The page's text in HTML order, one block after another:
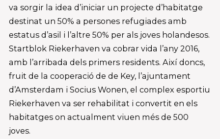
va sorgir la idea d’iniciar un projecte d’habitatge
destinat un 50% a persones refugiades amb
estatus d’asil i l’altre 50% per als joves holandesos.
Startblok Riekerhaven va cobrar vida l’any 2016,
amb l’arribada dels primers residents. Així doncs,
fruit de la cooperació de de Key, l’ajuntament
d’Amsterdam i Socius Wonen, el complex esportiu
Riekerhaven va ser rehabilitat i convertit en els
habitatges on actualment viuen més de 500
joves.